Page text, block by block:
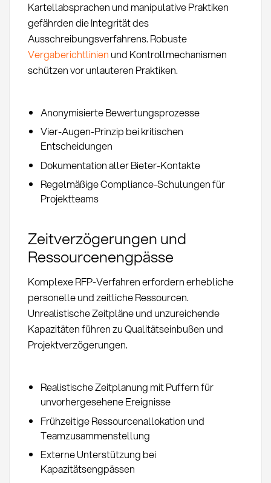
Kartellabsprachen und manipulative Praktiken
gefährden die Integrität des
Ausschreibungsverfahrens. Robuste
Vergaberichtlinien und Kontrollmechanismen
schützen vor unlauteren Praktiken.
Anonymisierte Bewertungsprozesse
Vier-Augen-Prinzip bei kritischen
Entscheidungen
Dokumentation aller Bieter-Kontakte
Regelmäßige Compliance-Schulungen für
Projektteams
Zeitverzögerungen und
Ressourcenengpässe
Komplexe RFP-Verfahren erfordern erhebliche
personelle und zeitliche Ressourcen.
Unrealistische Zeitpläne und unzureichende
Kapazitäten führen zu Qualitätseinbußen und
Projektverzögerungen.
Realistische Zeitplanung mit Puffern für
unvorhergesehene Ereignisse
Frühzeitige Ressourcenallokation und
Teamzusammenstellung
Externe Unterstützung bei
Kapazitätsengpässen